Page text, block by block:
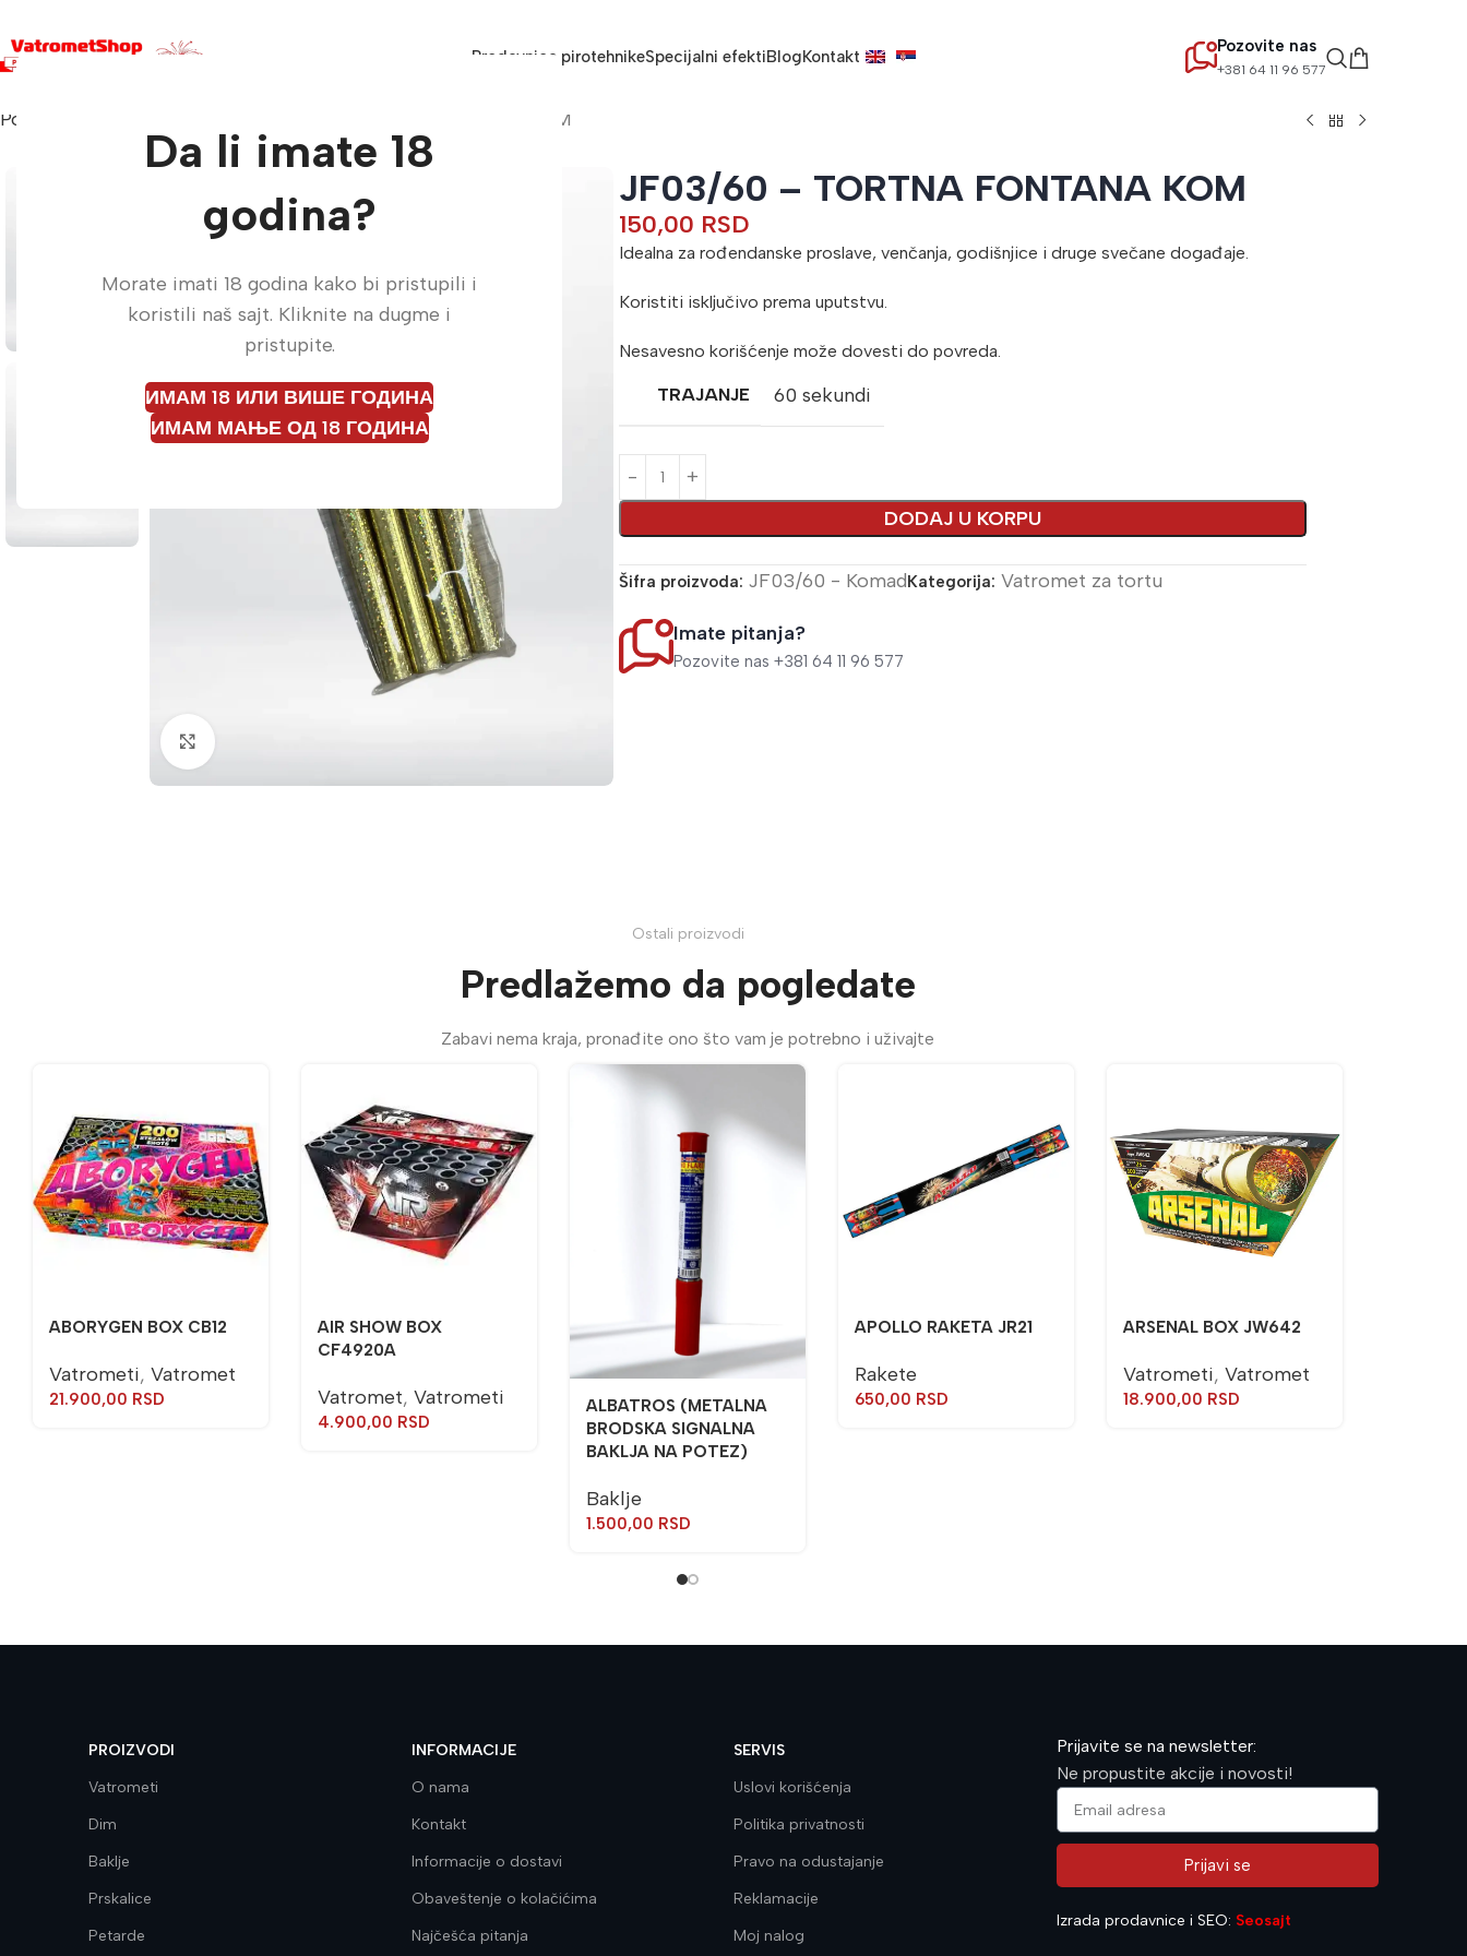
Da li imate 18
godina?
Morate imati 18 godina kako bi pristupili i
koristili naš sajt. Kliknite na dugme i
pristupite.
ИМАМ 18 ИЛИ ВИШЕ ГОДИНА
ИМАМ МАЊЕ ОД 18 ГОДИНА
Prodavnica pirotehnikeSpecijalni efektiBlogKontakt
Pozovite nas
+381 64 11 96 577
Početna JF03/60 – TORTNA FONTANA KOM
JF03/60 – TORTNA FONTANA KOM
150,00 RSD
Idealna za rođendanske proslave, venčanja, godišnjice i druge svečane događaje.
Koristiti isključivo prema uputstvu.
Nesavesno korišćenje može dovesti do povreda.
TRAJANJE 60 sekundi
DODAJ U KORPU
Šifra proizvoda: JF03/60 - KomadKategorija: Vatromet za tortu
Imate pitanja?
Pozovite nas +381 64 11 96 577
Ostali proizvodi
Predlažemo da pogledate
Zabavi nema kraja, pronađite ono što vam je potrebno i uživajte
ABORYGEN BOX CB12
Vatrometi, Vatromet
21.900,00 RSD
AIR SHOW BOX
CF4920A
Vatromet, Vatrometi
4.900,00 RSD
ALBATROS (METALNA
BRODSKA SIGNALNA
BAKLJA NA POTEZ)
Baklje
1.500,00 RSD
APOLLO RAKETA JR21
Rakete
650,00 RSD
ARSENAL BOX JW642
Vatrometi, Vatromet
18.900,00 RSD
PROIZVODI
Vatrometi
Dim
Baklje
Prskalice
Petarde
INFORMACIJE
O nama
Kontakt
Informacije o dostavi
Obaveštenje o kolačićima
Najčešća pitanja
SERVIS
Uslovi korišćenja
Politika privatnosti
Pravo na odustajanje
Reklamacije
Moj nalog
Prijavite se na newsletter:
Ne propustite akcije i novosti!
Prijavi se
Izrada prodavnice i SEO: Seosajt